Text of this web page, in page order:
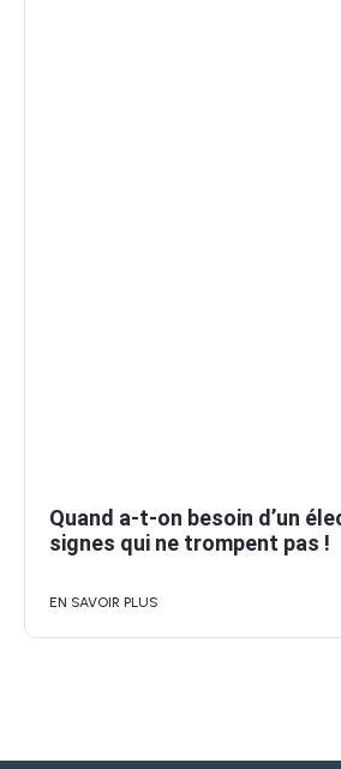
Quand a-t-on besoin d’un
signes qui ne trompent pas !
EN SAVOIR PLUS